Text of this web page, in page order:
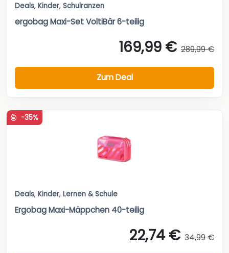
Deals, Kinder, Schulranzen
ergobag Maxi-Set VoltiBär 6-teilig
169,99 € 289,99 €
Zum Deal
-35%
Deals, Kinder, Lernen & Schule
Ergobag Maxi-Mäppchen 40-teilig
22,74 € 34,99 €